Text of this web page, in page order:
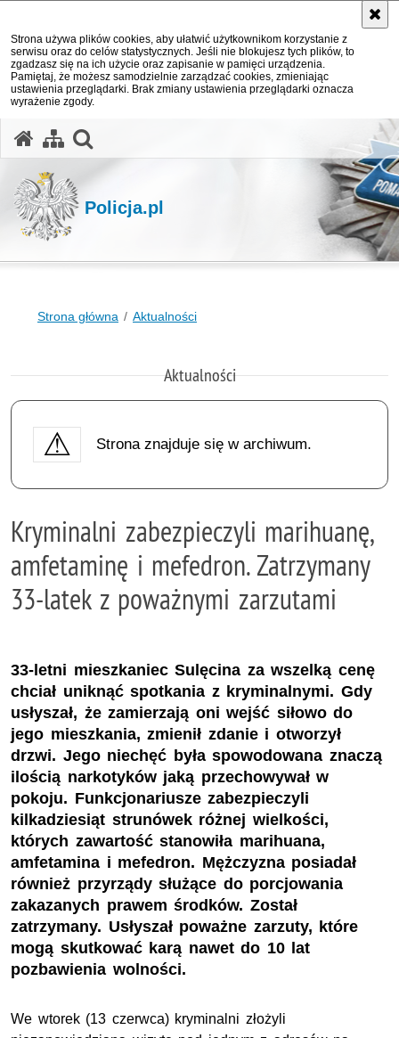
Strona używa plików cookies, aby ułatwić użytkownikom korzystanie z
serwisu oraz do celów statystycznych. Jeśli nie blokujesz tych plików, to
zgadzasz się na ich użycie oraz zapisanie w pamięci urządzenia.
Pamiętaj, że możesz samodzielnie zarządzać cookies, zmieniając
ustawienia przeglądarki. Brak zmiany ustawienia przeglądarki oznacza
wyrażenie zgody.
Policja.pl
Strona główna Aktualności
Aktualności
Strona znajduje się w archiwum.
Kryminalni zabezpieczyli marihuanę,
amfetaminę i mefedron. Zatrzymany
33-latek z poważnymi zarzutami
33-letni mieszkaniec Sulęcina za wszelką cenę
chciał uniknąć spotkania z kryminalnymi. Gdy
usłyszał, że zamierzają oni wejść siłowo do
jego mieszkania, zmienił zdanie i otworzył
drzwi. Jego niechęć była spowodowana znaczą
ilością narkotyków jaką przechowywał w
pokoju. Funkcjonariusze zabezpieczyli
kilkadziesiąt strunówek różnej wielkości,
których zawartość stanowiła marihuana,
amfetamina i mefedron. Mężczyzna posiadał
również przyrządy służące do porcjowania
zakazanych prawem środków. Został
zatrzymany. Usłyszał poważne zarzuty, które
mogą skutkować karą nawet do 10 lat
pozbawienia wolności.
We wtorek (13 czerwca) kryminalni złożyli